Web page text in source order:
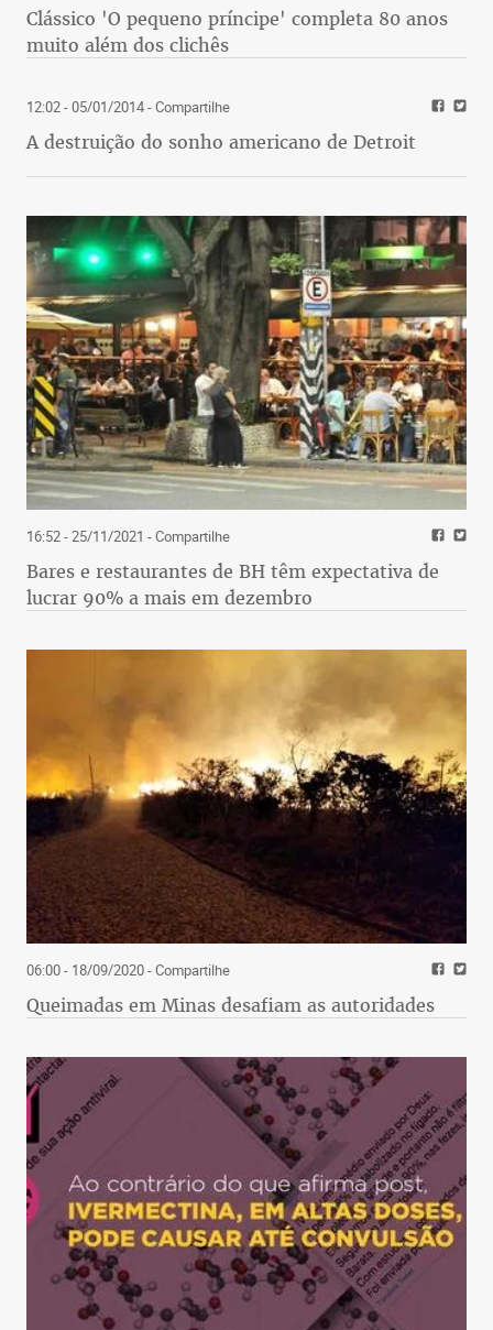
Clássico 'O pequeno príncipe' completa 80 anos
muito além dos clichês
12:02 - 05/01/2014- Compartilhe
A destruição do sonho americano de Detroit
16:52 - 25/11/2021 - Compartilhe
Bares e restaurantes de BH têm expectativa de
lucrar 90% a mais em dezembro
06:00 - 18/09/2020- Compartilhe
Queimadas em Minas desafiam as autoridades